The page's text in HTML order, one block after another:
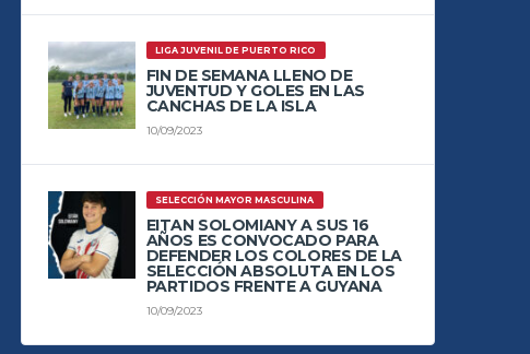
LIGA JUVENIL DE PUERTO RICO
FIN DE SEMANA LLENO DE
JUVENTUD Y GOLES EN LAS
CANCHAS DE LA ISLA
10/09/2023
SELECCIÓN MAYOR MASCULINA
EITAN SOLOMIANY A SUS 16
AÑOS ES CONVOCADO PARA
DEFENDER LOS COLORES DE LA
SELECCIÓN ABSOLUTA EN LOS
PARTIDOS FRENTE A GUYANA
10/09/2023